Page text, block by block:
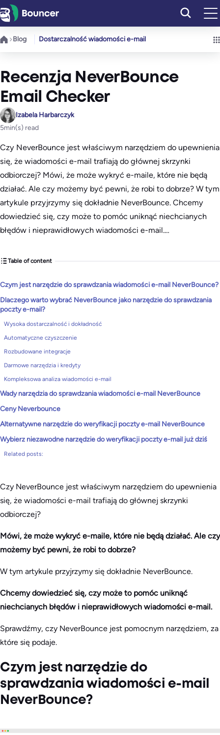
Przejdź
do
treści
Blog Dostarczalność wiadomości e-mail
Recenzja NeverBounce
Email Checker
Izabela Harbarczyk
5min(s) read
Czy NeverBounce jest właściwym narzędziem do upewnienia
się, że wiadomości e-mail trafiają do głównej skrzynki
odbiorczej? Mówi, że może wykryć e-maile, które nie będą
działać. Ale czy możemy być pewni, że robi to dobrze? W tym
artykule przyjrzymy się dokładnie NeverBounce. Chcemy
dowiedzieć się, czy może to pomóc uniknąć niechcianych
błędów i nieprawidłowych wiadomości e-mail.…
Table of content
Czym jest narzędzie do sprawdzania wiadomości e-mail NeverBounce?
Dlaczego warto wybrać NeverBounce jako narzędzie do sprawdzania
poczty e-mail?
Wysoka dostarczalność i dokładność
Automatyczne czyszczenie
Rozbudowane integracje
Darmowe narzędzia i kredyty
Kompleksowa analiza wiadomości e-mail
Wady narzędzia do sprawdzania wiadomości e-mail NeverBounce
Ceny Neverbounce
Alternatywne narzędzie do weryfikacji poczty e-mail NeverBounce
Wybierz niezawodne narzędzie do weryfikacji poczty e-mail już dziś
Related posts:
Czy NeverBounce jest właściwym narzędziem do upewnienia
się, że wiadomości e-mail trafiają do głównej skrzynki
odbiorczej?
Mówi, że może wykryć e-maile, które nie będą działać. Ale czy
możemy być pewni, że robi to dobrze?
W tym artykule przyjrzymy się dokładnie NeverBounce.
Chcemy dowiedzieć się, czy może to pomóc uniknąć
niechcianych błędów i nieprawidłowych wiadomości e-mail.
Sprawdźmy, czy NeverBounce jest pomocnym narzędziem, za
które się podaje.
Czym jest narzędzie do
sprawdzania wiadomości e-mail
NeverBounce?